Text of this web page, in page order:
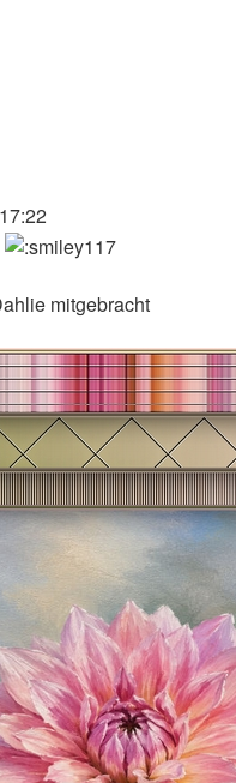
mitgebracht